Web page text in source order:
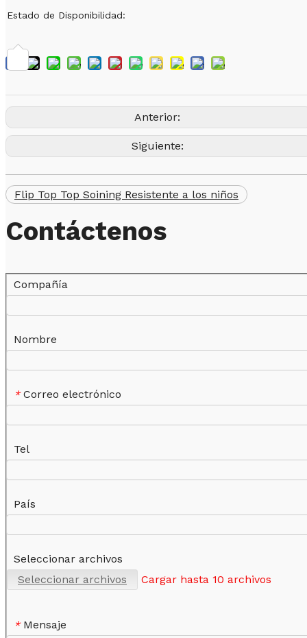
Estado de Disponibilidad:
Anterior:
Siguiente:
Flip Top Top Soining Resistente a los niños
Contáctenos
Compañía
Nombre
* Correo electrónico
Tel
País
Seleccionar archivos
Seleccionar archivos
Cargar hasta 10 archivos
* Mensaje